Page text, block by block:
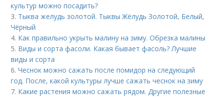
культур можно посадить?
3. Тыква желудь золотой. Тыквы Жёлудь Золотой, Белый,
Чёрный
4. Как правильно укрыть малину на зиму. Обрезка малины
5. Виды и сорта фасоли. Какая бывает фасоль? Лучшие
виды и сорта
6.Чеснок можно сажать после помидор на следующий
год. После, какой культуры лучше сажать чеснок на зиму
7. Какие растения можно сажать рядом. Другие полезные